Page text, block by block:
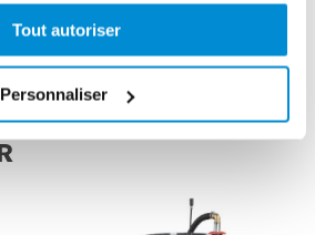
Tout autoriser
Personnaliser
PEUVENT VOUS